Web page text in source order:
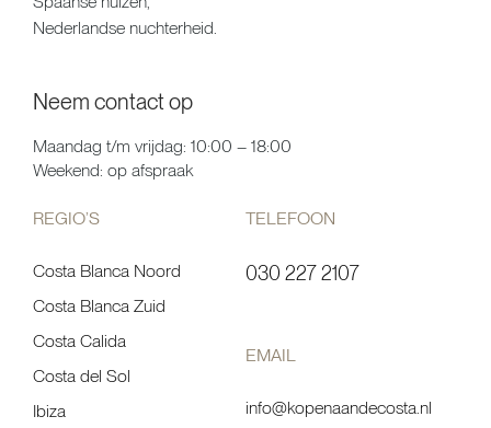
Nederlandse nuchterheid.
Neem contact op
Maandag t/m vrijdag: 10:00 – 18:00
Weekend: op afspraak
REGIO’S
Costa Blanca Noord
Costa Blanca Zuid
Costa Calida
Costa del Sol
Ibiza
TELEFOON
030 227 2107
EMAIL
info@kopenaandecosta.nl